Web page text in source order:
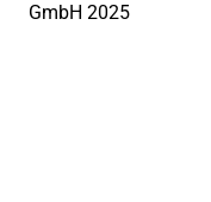
GmbH 2025